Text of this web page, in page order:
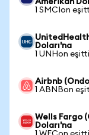
Amerikan
1 SMCIon
Doları'na
1 UNHon
Airbnb
1 ABNBon
Wells Fargo
Doları'na